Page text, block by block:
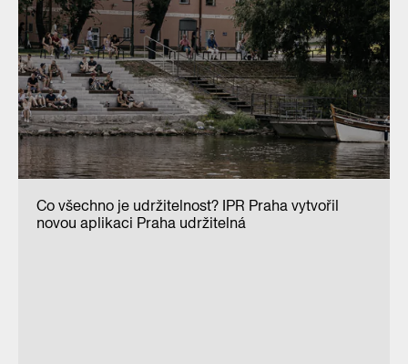
Co všechno je udržitelnost? IPR Praha vytvořil
novou aplikaci Praha udržitelná